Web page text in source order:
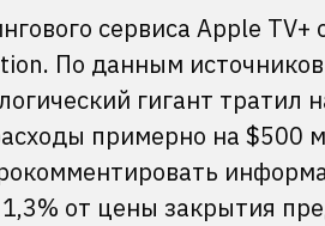
сервиса Apple TV+
По данным
гигант тратил
примерно на $500
от цены закрытия